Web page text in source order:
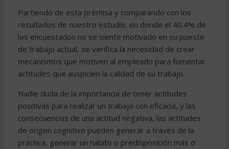
Partiendo de esta premisa y comparando con los
resultados de nuestro estudio, en donde el 40.4% de
los encuestados no se siente motivado en su puesto
de trabajo actual, se verifica la necesidad de crear
mecanismos que motiven al empleado para fomentar
actitudes que auspicien la calidad de su trabajo.
Nadie duda de la importancia de tener actitudes
positivas para realizar un trabajo con eficacia, y las
consecuencias de una actitud negativa, las actitudes
de origen cognitivo pueden generar a través de la
práctica, generar un habito o predisposición más o